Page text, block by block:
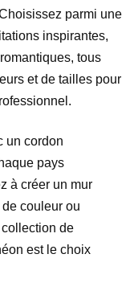
parmi une
inspirantes,
tous
et de tailles pour
un cordon
pays
à créer un mur
couleur ou
de
est le choix